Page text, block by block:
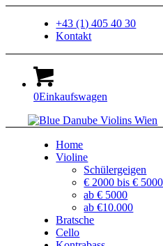
+43 (1) 405 40 30
Kontakt
0Einkaufswagen
Home
Violine
Schülergeigen
€ 2000 bis € 5000
ab € 5000
ab €10.000
Bratsche
Cello